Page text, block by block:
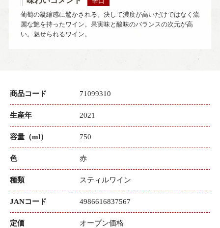
葡萄の凝縮感に驚かされる。決して濃度が高いだけではなく流
麗な艶を持ったワイン。果実味と酸味のバランスの次元が高
い。魅せられるワイン。
商品コード 71099310
生産年 2021
容量（ml） 750
色 赤
種類 スティルワイン
JANコード 4986616837567
定価 オープン価格